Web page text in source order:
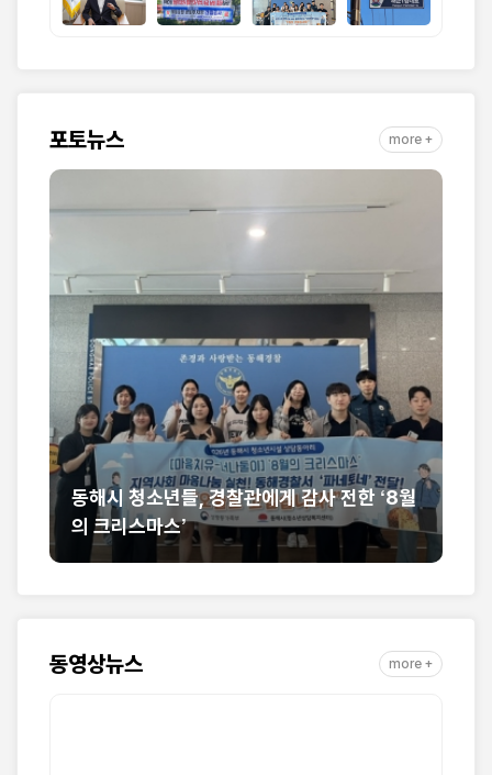
포토뉴스 more +
동해시 청소년들, 경찰관에게 감사 전한 ‘8월
의 크리스마스’
동영상뉴스 more +